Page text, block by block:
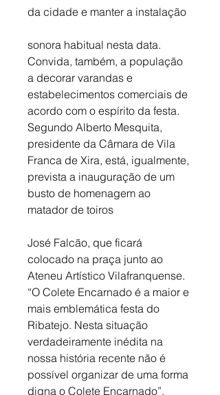
da cidade e manter a instalação
sonora habitual nesta data.
Convida, também, a população
a decorar varandas e
estabelecimentos comerciais de
acordo com o espírito da festa.
Segundo Alberto Mesquita,
presidente da Câmara de Vila
Franca de Xira, está, igualmente,
prevista a inauguração de um
busto de homenagem ao
matador de toiros
José Falcão, que ficará
colocado na praça junto ao
Ateneu Artístico Vilafranquense.
“O Colete Encarnado é a maior e
mais emblemática festa do
Ribatejo. Nesta situação
verdadeiramente inédita na
nossa história recente não é
possível organizar de uma forma
digna o Colete Encarnado”,